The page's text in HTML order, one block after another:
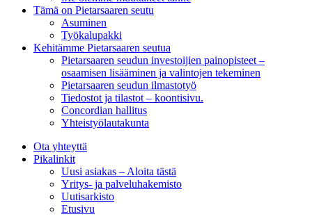
Tämä on Pietarsaaren seutu
Asuminen
Työkalupakki
Kehitämme Pietarsaaren seutua
Pietarsaaren seudun investoijien painopisteet –
osaamisen lisääminen ja valintojen tekeminen
Pietarsaaren seudun ilmastotyö
Tiedostot ja tilastot – koontisivu.
Concordian hallitus
Yhteistyölautakunta
Ota yhteyttä
Pikalinkit
Uusi asiakas – Aloita tästä
Yritys- ja palveluhakemisto
Uutisarkisto
Etusivu